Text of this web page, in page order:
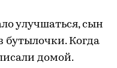
улучшаться, сын
бутылочки. Когда
домой.